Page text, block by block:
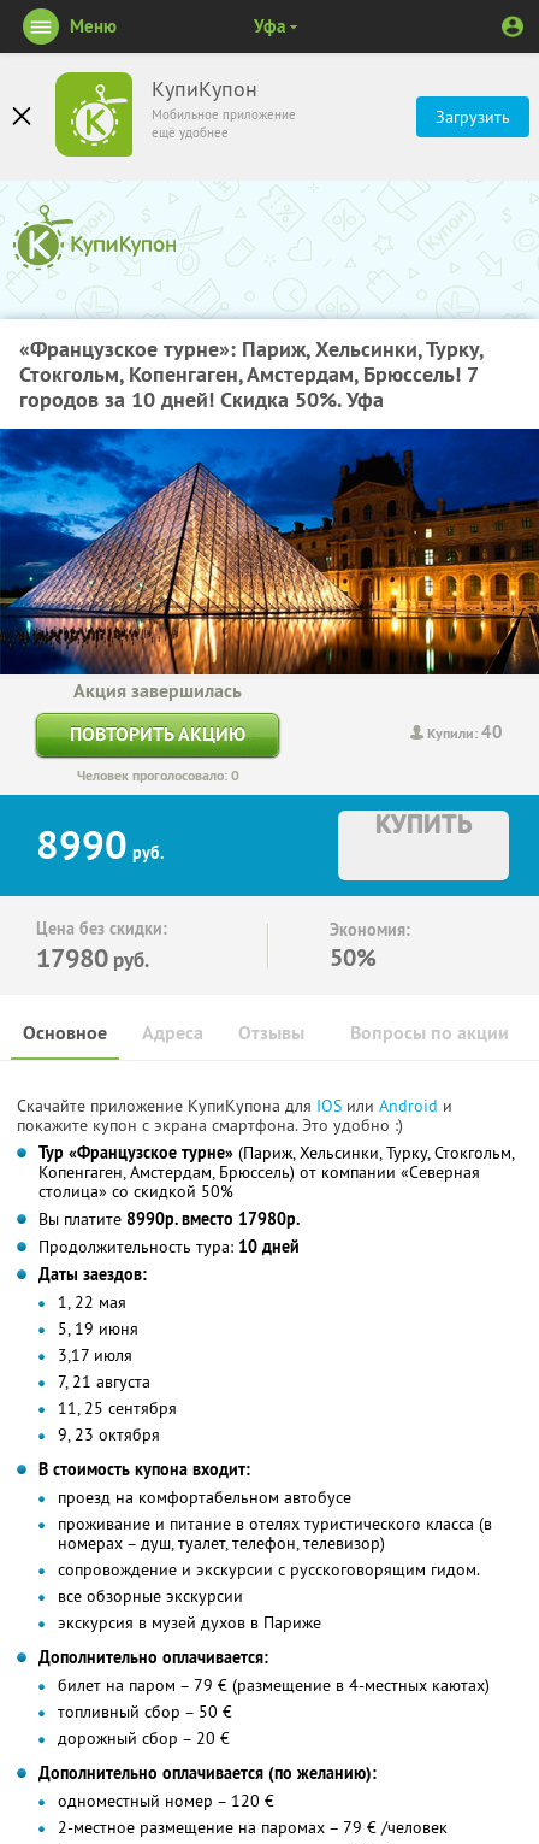
КупиКупон
Мобильное приложение
ещё удобнее
Загрузить
Меню Уфа
«Французское турне»: Париж, Хельсинки, Турку,
Стокгольм, Копенгаген, Амстердам, Брюссель! 7
городов за 10 дней! Скидка 50%. Уфа
Купили:40
Акция завершилась
ПОВТОРИТЬ АКЦИЮ
Человек проголосовало: 0
8990 руб.
КУПИТЬ
Цена без скидки:
17980 руб.
Экономия:
50%
Основное Отзывы Вопросы по акции
Адреса
Скачайте приложение КупиКупона для IOS или Android и
покажите купон с экрана смартфона. Это удобно :)
Тур «Французское турне» (Париж, Хельсинки, Турку, Стокгольм,
Копенгаген, Амстердам, Брюссель) от компании «Северная
столица» со скидкой 50%
Вы платите 8990р. вместо 17980р.
Продолжительность тура: 10 дней
Даты заездов:
1, 22 мая
5, 19 июня
3,17 июля
7, 21 августа
11, 25 сентября
9, 23 октября
В стоимость купона входит:
проезд на комфортабельном автобусе
проживание и питание в отелях туристического класса (в
номерах – душ, туалет, телефон, телевизор)
сопровождение и экскурсии с русскоговорящим гидом.
все обзорные экскурсии
экскурсия в музей духов в Париже
Дополнительно оплачивается:
билет на паром – 79 € (размещение в 4-местных каютах)
топливный сбор – 50 €
дорожный сбор – 20 €
Дополнительно оплачивается (по желанию):
одноместный номер – 120 €
2-местное размещение на паромах – 79 € /человек